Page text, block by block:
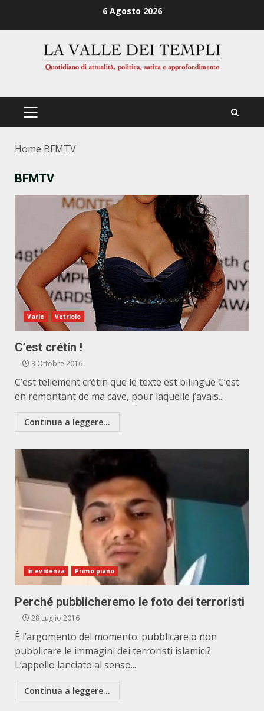
6 Agosto 2026
PRIMÄRES
Home BFMTV
BFMTV
Varie Vetriolo
C’est crétin !
3 Ottobre 2016
C’est tellement crétin que le texte est bilingue C’est
en remontant de ma cave, pour laquelle j’avais...
Continua a leggere...
In evidenza Primo piano
Perché pubblicheremo le foto dei terroristi
28 Luglio 2016
È l’argomento del momento: pubblicare o non
pubblicare le immagini dei terroristi islamici?
L’appello lanciato al senso...
Continua a leggere...